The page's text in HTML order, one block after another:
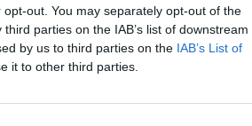
out. You may separately opt-out of the
parties on the IAB’s list of downstream
by us to third parties on the IAB’s List of
it to other third parties.
michele conti